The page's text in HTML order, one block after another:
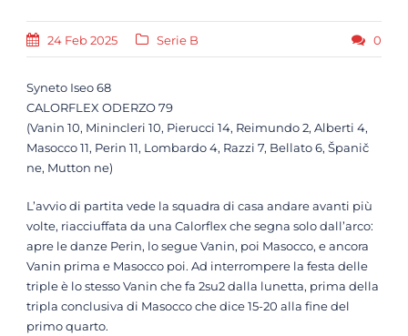
24 Feb 2025 Serie B 0
Syneto Iseo 68
CALORFLEX ODERZO 79
(Vanin 10, Minincleri 10, Pierucci 14, Reimundo 2, Alberti 4,
Masocco 11, Perin 11, Lombardo 4, Razzi 7, Bellato 6, Španič
ne, Mutton ne)
L’avvio di partita vede la squadra di casa andare avanti più
volte, riacciuffata da una Calorflex che segna solo dall’arco:
apre le danze Perin, lo segue Vanin, poi Masocco, e ancora
Vanin prima e Masocco poi. Ad interrompere la festa delle
triple è lo stesso Vanin che fa 2su2 dalla lunetta, prima della
tripla conclusiva di Masocco che dice 15-20 alla fine del
primo quarto.